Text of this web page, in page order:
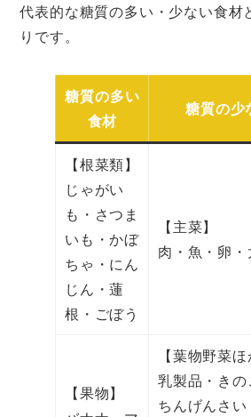
代表的な糖質の多い・少ない食材
りです。
糖質の多い
食材
糖質の少
【根菜類】
じゃがい
も・さつま
いも・かぼ
ちゃ・にん
じん・蓮
根・ごぼう
【主菜】
肉・魚・卵
【果物】
【葉物野菜
乳製品・きの
ちんげんさ